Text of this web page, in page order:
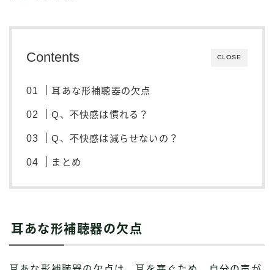
CLOSE
Contents
耳あな形補聴器の欠点
Q、不快感は慣れる？
Q、不快感は減らせないの？
まとめ
耳あな形補聴器の欠点